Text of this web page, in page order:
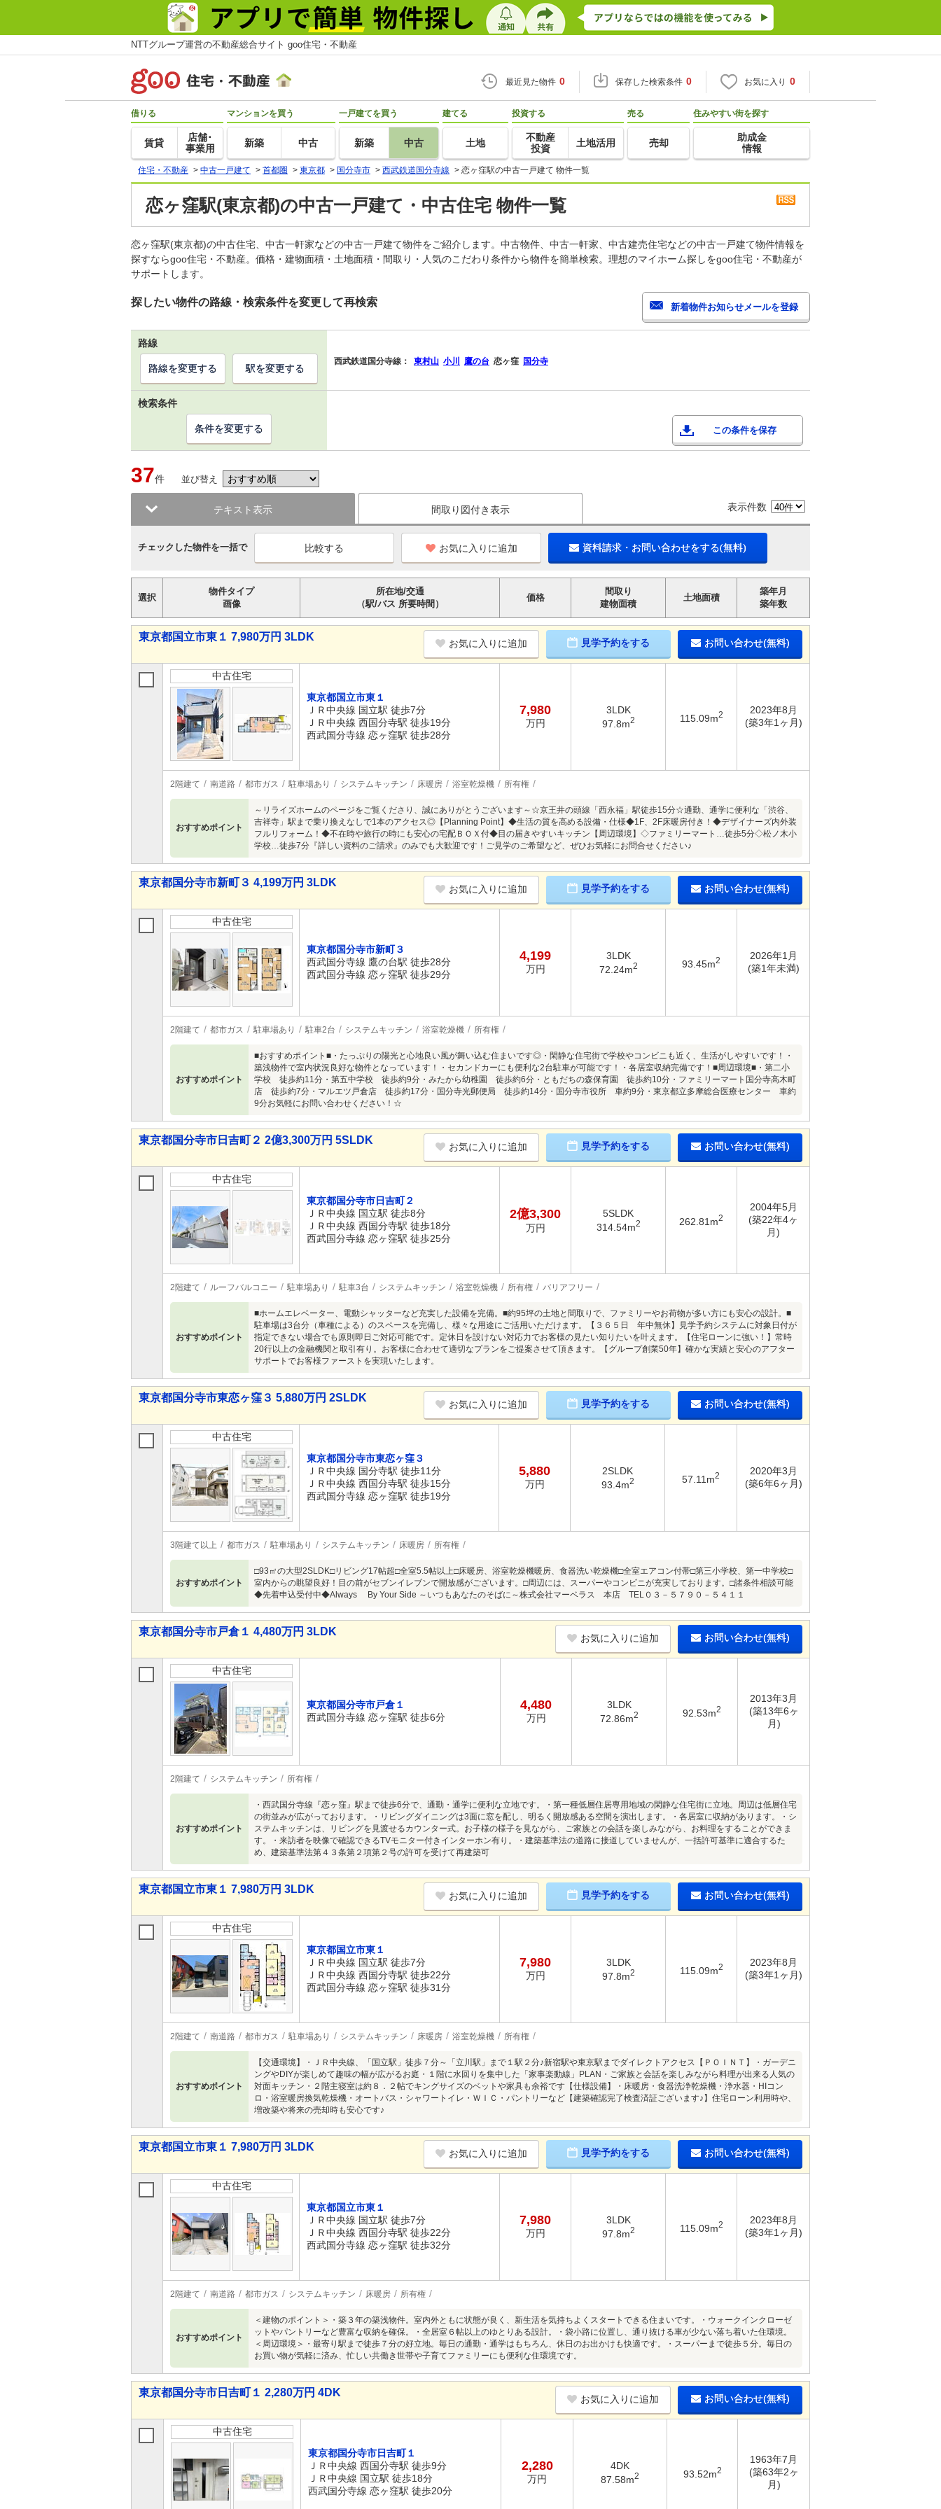
NTTグループ運営の不動産総合サイト goo住宅・不動産
最近見た物件 0 保存した検索条件 0 お気に入り 0
借りる
賃貸
店舗･
事業用
マンションを買う
新築 中古
一戸建てを買う
新築 中古
建てる
土地
投資する
不動産
投資
土地活用
売る
売却
住みやすい街を探す
助成金
情報
住宅・不動産 > 中古一戸建て > 首都圏 > 東京都 > 国分寺市 > 西武鉄道国分寺線 > 恋ヶ窪駅の中古一戸建て 物件一覧
恋ヶ窪駅(東京都)の中古一戸建て・中古住宅 物件一覧
恋ヶ窪駅(東京都)の中古住宅、中古一軒家などの中古一戸建て物件をご紹介します。中古物件、中古一軒家、中古建売住宅などの中古一戸建て物件情報を
探すならgoo住宅・不動産。価格・建物面積・土地面積・間取り・人気のこだわり条件から物件を簡単検索。理想のマイホーム探しをgoo住宅・不動産が
サポートします。
探したい物件の路線・検索条件を変更して再検索
路線
西武鉄道国分寺線： 東村山 小川 鷹の台 恋ヶ窪 国分寺
路線を変更する 駅を変更する
検索条件
この条件を保存
条件を変更する
37件 並び替え
テキスト表示 間取り図付き表示 表示件数
チェックした物件を一括で お気に入りに追加 資料請求・お問い合わせをする(無料)
選択
物件タイプ
画像
所在地/交通
（駅/バス 所要時間）
価格
間取り
建物面積
土地面積
築年月
築年数
東京都国立市東１ 7,980万円 3LDK
お気に入りに追加 見学予約をする お問い合わせ(無料)
中古住宅
東京都国立市東１
ＪＲ中央線 国立駅 徒歩7分
ＪＲ中央線 西国分寺駅 徒歩19分
西武国分寺線 恋ヶ窪駅 徒歩28分
7,980
万円
3LDK
97.8m2 115.09m2
2023年8月
(築3年1ヶ月)
2階建て 南道路 都市ガス 駐車場あり システムキッチン 床暖房 浴室乾燥機 所有権
おすすめポイント
～リライズホームのページをご覧くださり、誠にありがとうございます～☆京王井の頭線「西永福」駅徒歩15分☆通勤、通学に便利な「渋谷、
吉祥寺」駅まで乗り換えなしで1本のアクセス◎【Planning Point】◆生活の質を高める設備・仕様◆1F、2F床暖房付き！◆デザイナーズ内外装
フルリフォーム！◆不在時や旅行の時にも安心の宅配ＢＯＸ付◆目の届きやすいキッチン【周辺環境】◇ファミリーマート…徒歩5分◇松ノ木小
学校…徒歩7分『詳しい資料のご請求』のみでも大歓迎です！ご見学のご希望など、ぜひお気軽にお問合せください♪
東京都国分寺市新町３ 4,199万円 3LDK
お気に入りに追加 見学予約をする お問い合わせ(無料)
中古住宅
東京都国分寺市新町３
西武国分寺線 鷹の台駅 徒歩28分
西武国分寺線 恋ヶ窪駅 徒歩29分
4,199
万円
3LDK
72.24m2 93.45m2
2026年1月
(築1年未満)
2階建て 都市ガス 駐車場あり 駐車2台 システムキッチン 浴室乾燥機 所有権
おすすめポイント
■おすすめポイント■・たっぷりの陽光と心地良い風が舞い込む住まいです◎・閑静な住宅街で学校やコンビニも近く、生活がしやすいです！・
築浅物件で室内状況良好な物件となっています！・セカンドカーにも便利な2台駐車が可能です！・各居室収納完備です！■周辺環境■・第二小
学校 徒歩約11分・第五中学校 徒歩約9分・みたから幼稚園 徒歩約6分・ともだちの森保育園 徒歩約10分・ファミリーマート国分寺高木町
店 徒歩約7分・マルエツ戸倉店 徒歩約17分・国分寺光郵便局 徒歩約14分・国分寺市役所 車約9分・東京都立多摩総合医療センター 車約
9分お気軽にお問い合わせください！☆
東京都国分寺市日吉町２ 2億3,300万円 5SLDK
お気に入りに追加 見学予約をする お問い合わせ(無料)
中古住宅
東京都国分寺市日吉町２
ＪＲ中央線 国立駅 徒歩8分
ＪＲ中央線 西国分寺駅 徒歩18分
西武国分寺線 恋ヶ窪駅 徒歩25分
2億3,300
万円
5SLDK
314.54m2 262.81m2
2004年5月
(築22年4ヶ
月)
2階建て ルーフバルコニー 駐車場あり 駐車3台 システムキッチン 浴室乾燥機 所有権 バリアフリー
おすすめポイント
■ホームエレベーター、電動シャッターなど充実した設備を完備。■約95坪の土地と間取りで、ファミリーやお荷物が多い方にも安心の設計。■
駐車場は3台分（車種による）のスペースを完備し、様々な用途にご活用いただけます。【３６５日 年中無休】見学予約システムに対象日付が
指定できない場合でも原則即日ご対応可能です。定休日を設けない対応力でお客様の見たい知りたいを叶えます。【住宅ローンに強い！】常時
20行以上の金融機関と取引有り。お客様に合わせて適切なプランをご提案させて頂きます。【グループ創業50年】確かな実績と安心のアフター
サポートでお客様ファーストを実現いたします。
東京都国分寺市東恋ヶ窪３ 5,880万円 2SLDK
お気に入りに追加 見学予約をする お問い合わせ(無料)
中古住宅
東京都国分寺市東恋ヶ窪３
ＪＲ中央線 国分寺駅 徒歩11分
ＪＲ中央線 西国分寺駅 徒歩15分
西武国分寺線 恋ヶ窪駅 徒歩19分
5,880
万円
2SLDK
93.4m2 57.11m2
2020年3月
(築6年6ヶ月)
3階建て以上 都市ガス 駐車場あり システムキッチン 床暖房 所有権
おすすめポイント
□93㎡の大型2SLDK□リビング17帖超□全室5.5帖以上□床暖房、浴室乾燥機暖房、食器洗い乾燥機□全室エアコン付帯□第三小学校、第一中学校□
室内からの眺望良好！目の前がセブンイレブンで開放感がございます。□周辺には、スーパーやコンビニが充実しております。□諸条件相談可能
◆先着申込受付中◆Always By Your Side ～いつもあなたのそばに～株式会社マーベラス 本店 TEL０３－５７９０－５４１１
東京都国分寺市戸倉１ 4,480万円 3LDK
お気に入りに追加 お問い合わせ(無料)
中古住宅
東京都国分寺市戸倉１
西武国分寺線 恋ヶ窪駅 徒歩6分
4,480
万円
3LDK
72.86m2 92.53m2
2013年3月
(築13年6ヶ
月)
2階建て システムキッチン 所有権
おすすめポイント
・西武国分寺線『恋ヶ窪』駅まで徒歩6分で、通勤・通学に便利な立地です。・第一種低層住居専用地域の閑静な住宅街に立地。周辺は低層住宅
の街並みが広がっております。・リビングダイニングは3面に窓を配し、明るく開放感ある空間を演出します。・各居室に収納があります。・シ
ステムキッチンは、リビングを見渡せるカウンター式。お子様の様子を見ながら、ご家族との会話を楽しみながら、お料理をすることができま
す。・来訪者を映像で確認できるTVモニター付きインターホン有り。・建築基準法の道路に接道していませんが、一括許可基準に適合するた
め、建築基準法第４３条第２項第２号の許可を受けて再建築可
東京都国立市東１ 7,980万円 3LDK
お気に入りに追加 見学予約をする お問い合わせ(無料)
中古住宅
東京都国立市東１
ＪＲ中央線 国立駅 徒歩7分
ＪＲ中央線 西国分寺駅 徒歩22分
西武国分寺線 恋ヶ窪駅 徒歩31分
7,980
万円
3LDK
97.8m2 115.09m2
2023年8月
(築3年1ヶ月)
2階建て 南道路 都市ガス 駐車場あり システムキッチン 床暖房 浴室乾燥機 所有権
おすすめポイント
【交通環境】・ＪＲ中央線、「国立駅」徒歩７分～「立川駅」まで１駅２分♪新宿駅や東京駅までダイレクトアクセス【ＰＯＩＮＴ】・ガーデニ
ングやDIYが楽しめて趣味の幅が広がるお庭・１階に水回りを集中した「家事楽動線」PLAN・ご家族と会話を楽しみながら料理が出来る人気の
対面キッチン・２階主寝室は約８．２帖でキングサイズのベットや家具も余裕です【仕様設備】・床暖房・食器洗浄乾燥機・浄水器・HIコン
ロ・浴室暖房換気乾燥機・オートバス・シャワートイレ・ＷＩＣ・パントリーなど【建築確認完了検査済証ございます♪】住宅ローン利用時や、
増改築や将来の売却時も安心です♪
東京都国立市東１ 7,980万円 3LDK
お気に入りに追加 見学予約をする お問い合わせ(無料)
中古住宅
東京都国立市東１
ＪＲ中央線 国立駅 徒歩7分
ＪＲ中央線 西国分寺駅 徒歩22分
西武国分寺線 恋ヶ窪駅 徒歩32分
7,980
万円
3LDK
97.8m2 115.09m2
2023年8月
(築3年1ヶ月)
2階建て 南道路 都市ガス システムキッチン 床暖房 所有権
おすすめポイント
＜建物のポイント＞・築３年の築浅物件。室内外ともに状態が良く、新生活を気持ちよくスタートできる住まいです。・ウォークインクローゼ
ットやパントリーなど豊富な収納を確保。・全居室６帖以上のゆとりある設計。・袋小路に位置し、通り抜ける車が少ない落ち着いた住環境。
＜周辺環境＞・最寄り駅まで徒歩７分の好立地。毎日の通勤・通学はもちろん、休日のお出かけも快適です。・スーパーまで徒歩５分。毎日の
お買い物が気軽に済み、忙しい共働き世帯や子育てファミリーにも便利な住環境です。
東京都国分寺市日吉町１ 2,280万円 4DK
お気に入りに追加 お問い合わせ(無料)
中古住宅
東京都国分寺市日吉町１
ＪＲ中央線 西国分寺駅 徒歩9分
ＪＲ中央線 国立駅 徒歩18分
西武国分寺線 恋ヶ窪駅 徒歩20分
2,280
万円
4DK
87.58m2 93.52m2
1963年7月
(築63年2ヶ
月)